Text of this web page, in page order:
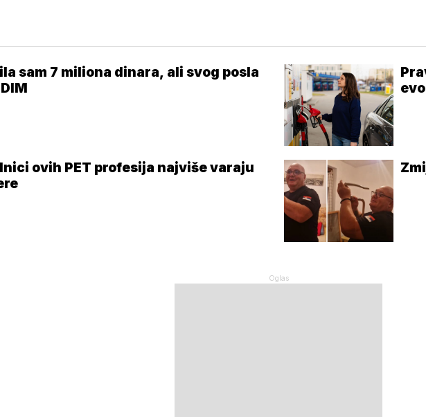
sam 7 miliona dinara, ali svog posla
ovih PET profesija najviše varaju